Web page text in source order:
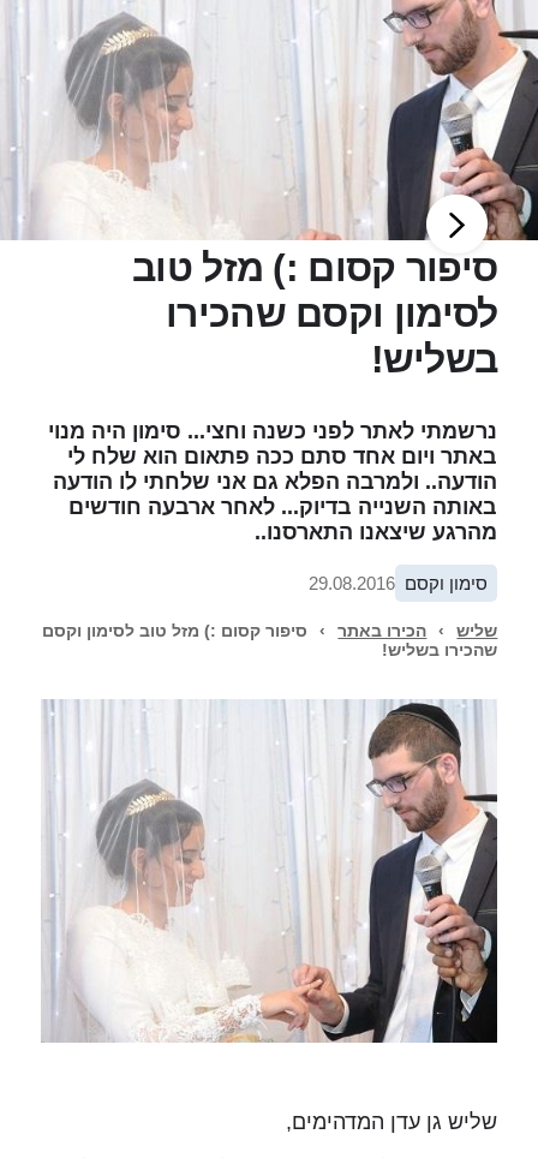
סיפור קסום :) מזל טוב
לסימון וקסם שהכירו
בשליש!
נרשמתי לאתר לפני כשנה וחצי... סימון היה מנוי
באתר ויום אחד סתם ככה פתאום הוא שלח לי
הודעה.. ולמרבה הפלא גם אני שלחתי לו הודעה
באותה השנייה בדיוק... לאחר ארבעה חודשים
מהרגע שיצאנו התארסנו..
סימון וקסם 29.08.2016
שליש › הכירו באתר ›
סיפור קסום :) מזל טוב לסימון וקסם
שהכירו בשליש!
שליש גן עדן המדהימים,